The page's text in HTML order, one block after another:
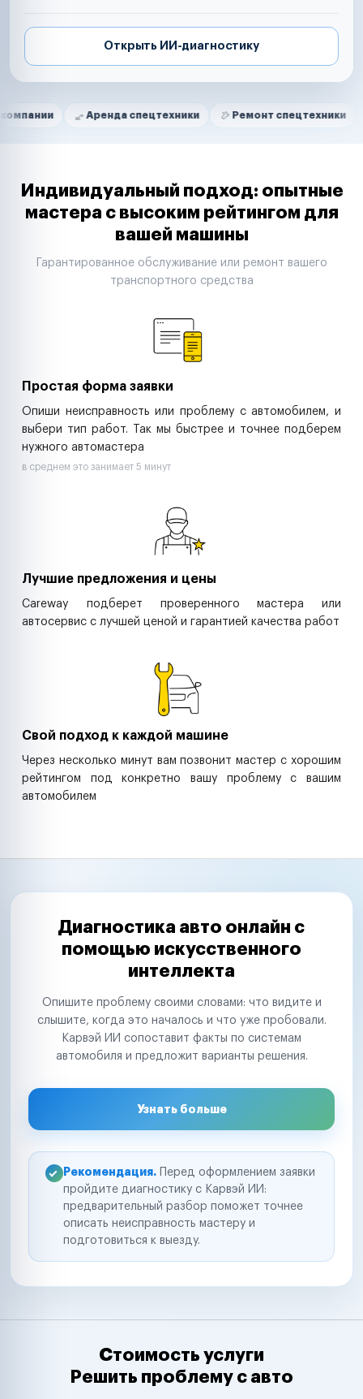
Открыть ИИ-диагностику
Нам доверяют
Аренда спецтехники Ремонт спецтехники
Маркетплейсы
Таксопарки
Автодилеры
Строительные компании
Аренда спецтехники
Индивидуальный подход: опытные
мастера с высоким рейтингом для
вашей машины
Гарантированное обслуживание или ремонт вашего
транспортного средства
Простая форма заявки
Опиши неисправность или проблему с автомобилем, и
выбери тип работ. Так мы быстрее и точнее подберем
нужного автомастера
в среднем это занимает 5 минут
Лучшие предложения и цены
Careway подберет проверенного мастера или
автосервис с лучшей ценой и гарантией качества работ
Свой подход к каждой машине
Через несколько минут вам позвонит мастер с хорошим
рейтингом под конкретно вашу проблему с вашим
автомобилем
Диагностика авто онлайн с
помощью искусственного
интеллекта
Опишите проблему своими словами: что видите и
слышите, когда это началось и что уже пробовали.
Карвэй ИИ сопоставит факты по системам
автомобиля и предложит варианты решения.
Узнать больше
Рекомендация. Перед оформлением заявки
пройдите диагностику с Карвэй ИИ:
предварительный разбор поможет точнее
описать неисправность мастеру и
подготовиться к выезду.
Стоимость услуги
Решить проблему с авто